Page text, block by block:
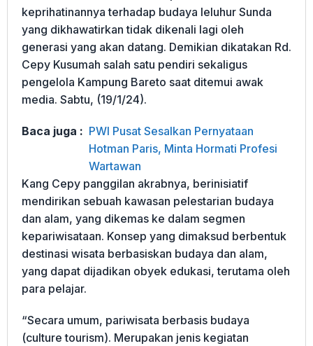
keprihatinannya terhadap budaya leluhur Sunda
yang dikhawatirkan tidak dikenali lagi oleh
generasi yang akan datang. Demikian dikatakan Rd.
Cepy Kusumah salah satu pendiri sekaligus
pengelola Kampung Bareto saat ditemui awak
media. Sabtu, (19/1/24).
Baca juga : PWI Pusat Sesalkan Pernyataan
Hotman Paris, Minta Hormati Profesi
Wartawan
Kang Cepy panggilan akrabnya, berinisiatif
mendirikan sebuah kawasan pelestarian budaya
dan alam, yang dikemas ke dalam segmen
kepariwisataan. Konsep yang dimaksud berbentuk
destinasi wisata berbasiskan budaya dan alam,
yang dapat dijadikan obyek edukasi, terutama oleh
para pelajar.
“Secara umum, pariwisata berbasis budaya
(culture tourism). Merupakan jenis kegiatan